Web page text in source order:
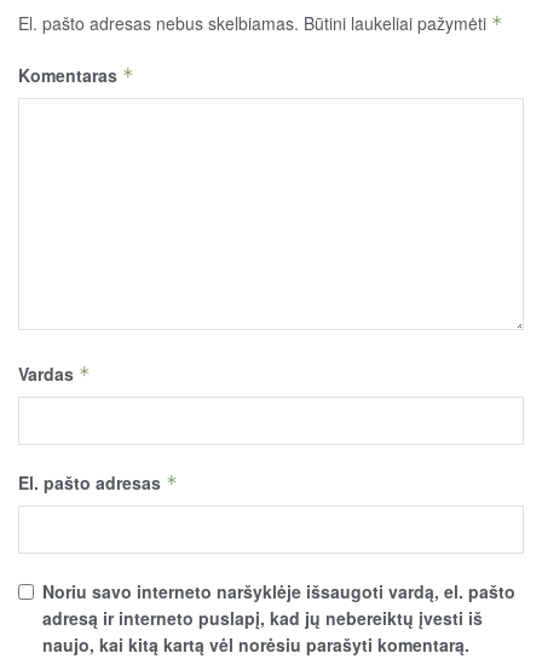
El. pašto adresas nebus skelbiamas. Būtini laukeliai pažymėti *
Komentaras *
Vardas *
El. pašto adresas *
Noriu savo interneto naršyklėje išsaugoti vardą, el. pašto
adresą ir interneto puslapį, kad jų nebereiktų įvesti iš
naujo, kai kitą kartą vėl norėsiu parašyti komentarą.